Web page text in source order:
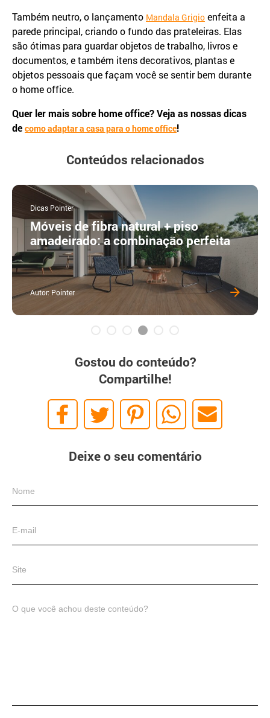
Também neutro, o lançamento Mandala Grigio enfeita a
parede principal, criando o fundo das prateleiras. Elas
são ótimas para guardar objetos de trabalho, livros e
documentos, e também itens decorativos, plantas e
objetos pessoais que façam você se sentir bem durante
o home office.
Quer ler mais sobre home office? Veja as nossas dicas
de como adaptar a casa para o home office!
Conteúdos relacionados
Dicas Pointer
Móveis de fibra natural + piso
amadeirado: a combinação perfeita
Autor: Pointer
Gostou do conteúdo?
Compartilhe!
Deixe o seu comentário